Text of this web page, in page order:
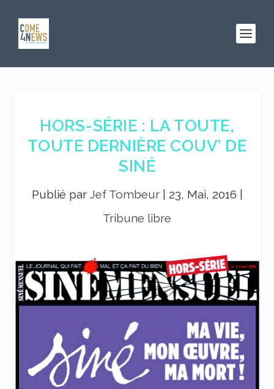
HORS-SÉRIE : LA TOUTE,
TOUTE DERNIÈRE COUV’ DE
SINÉ
Publié par Jef Tombeur| 23, Mai, 2016
Tribune libre